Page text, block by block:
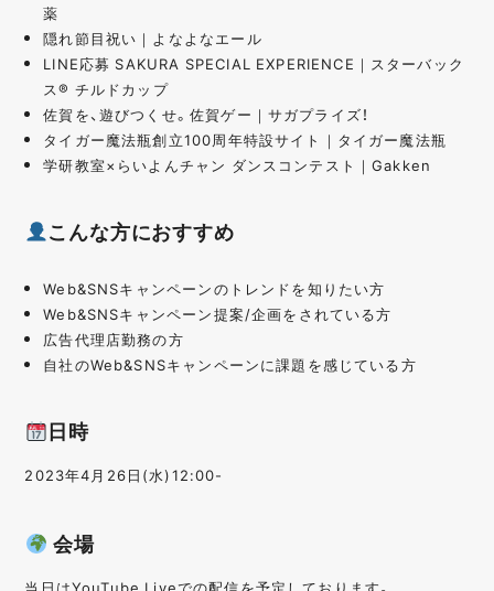
薬
隠れ節目祝い｜よなよなエール
LINE応募 SAKURA SPECIAL EXPERIENCE｜スターバック
ス® チルドカップ
佐賀を、遊びつくせ。佐賀ゲー｜サガプライズ！
タイガー魔法瓶創立100周年特設サイト｜タイガー魔法瓶
学研教室×らいよんチャン ダンスコンテスト｜Gakken
こんな方におすすめ
Web&SNSキャンペーンのトレンドを知りたい方
Web&SNSキャンペーン提案/企画をされている方
広告代理店勤務の方
自社のWeb&SNSキャンペーンに課題を感じている方
日時
2023年4月26日(水)12:00-
会場